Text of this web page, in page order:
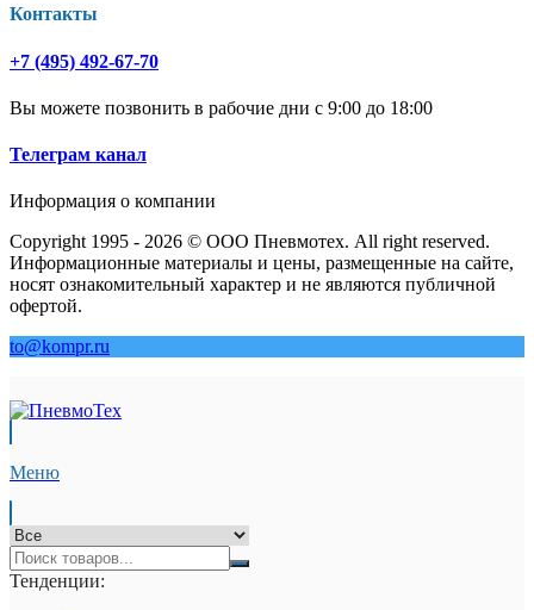
Контакты
+7 (495) 492-67-70
Вы можете позвонить в рабочие дни с 9:00 до 18:00
Телеграм канал
Информация о компании
Copyright 1995 - 2026 © ООО Пневмотех. All right reserved.
Информационные материалы и цены, размещенные на сайте,
носят ознакомительный характер и не являются публичной
офертой.
to@kompr.ru
Меню
Тенденции: